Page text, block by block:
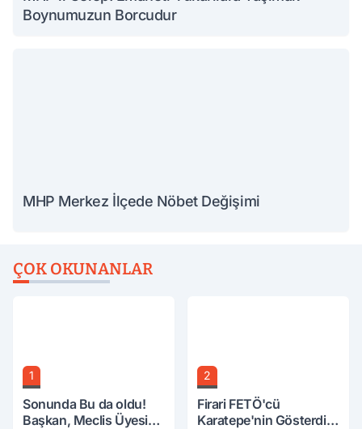
Boynumuzun Borcudur
MHP Merkez İlçede Nöbet Değişimi
ÇOK OKUNANLAR
1
Sonunda Bu da oldu!
Başkan, Meclis Üyesini
2
Firari FETÖ'cü
Karatepe'nin Gösterdiği